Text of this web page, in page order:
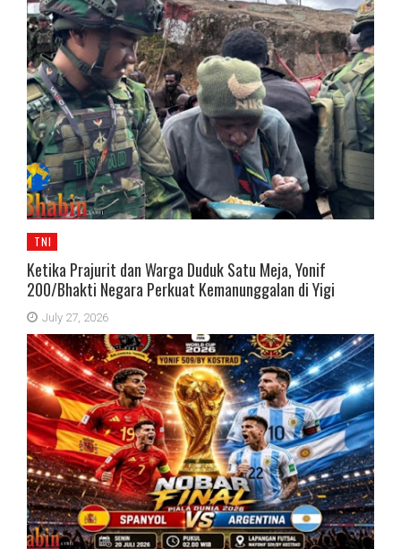
TNI
Ketika Prajurit dan Warga Duduk Satu Meja, Yonif
200/Bhakti Negara Perkuat Kemanunggalan di Yigi
July 27, 2026